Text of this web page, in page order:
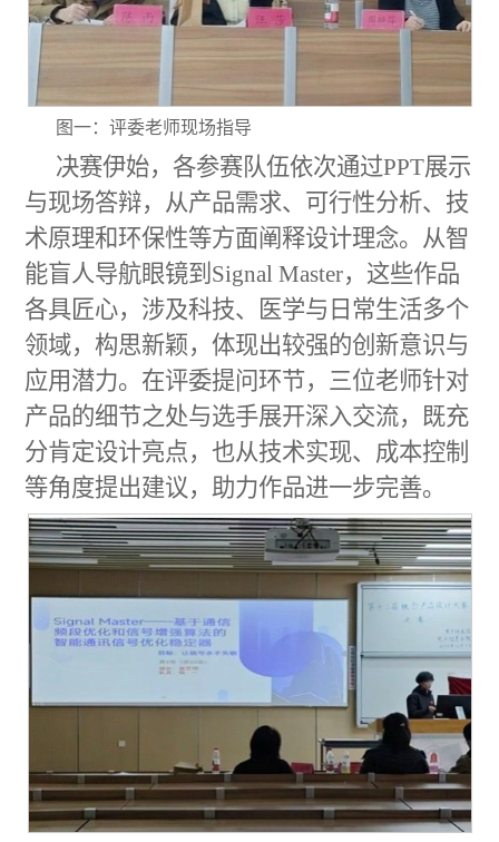
图一：评委老师现场指导
决赛伊始，各参赛队伍依次通过PPT展示
与现场答辩，从产品需求、可行性分析、技
术原理和环保性等方面阐释设计理念。从智
能盲人导航眼镜到Signal Master，这些作品
各具匠心，涉及科技、医学与日常生活多个
领域，构思新颖，体现出较强的创新意识与
应用潜力。 在评委提问环节，三位老师针对
产品的细节之处与选手展开深入交流，既充
分肯定设计亮点，也从技术实现、成本控制
等角度提出建议，助力作品进一步完善。